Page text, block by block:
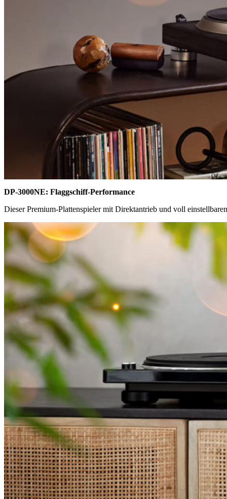
DP-3000NE: Flaggschiff-Performance
Dieser Premium-Plattenspieler mit Direktantrieb und voll